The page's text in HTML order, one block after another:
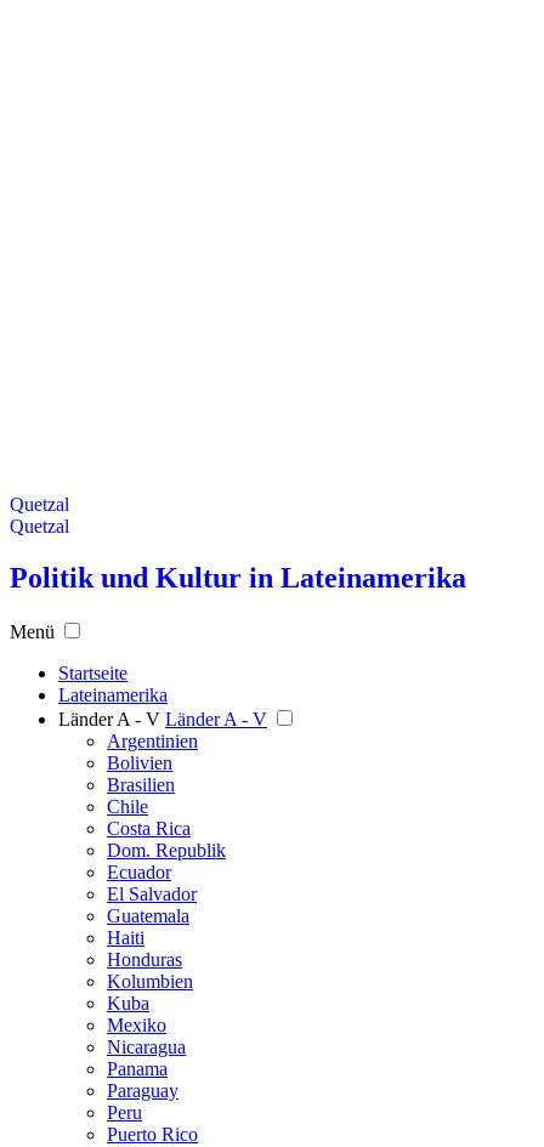
Quetzal
Quetzal
Politik und Kultur in Lateinamerika
Menü
Startseite
Lateinamerika
Länder A - V Länder A - V
Argentinien
Bolivien
Brasilien
Chile
Costa Rica
Dom. Republik
Ecuador
El Salvador
Guatemala
Haiti
Honduras
Kolumbien
Kuba
Mexiko
Nicaragua
Panama
Paraguay
Peru
Puerto Rico